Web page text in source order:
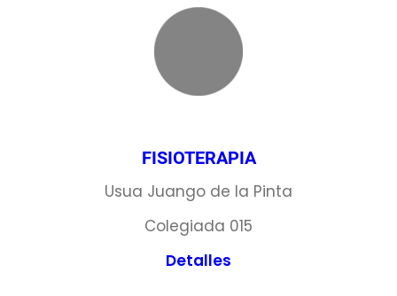
FISIOTERAPIA
Usua Juango de la Pinta
Colegiada 015
Detalles